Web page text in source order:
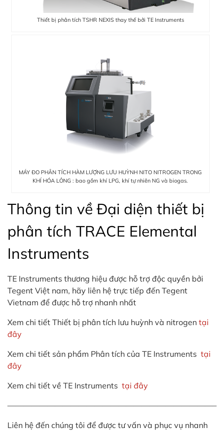
Thiết bị phân tích TSHR NEXIS thay thế bởi TE Instruments
MÁY ĐO PHÂN TÍCH HÀM LƯỢNG LƯU HUỲNH NITO NITROGEN TRONG
KHÍ HÓA LỎNG : bao gồm khí LPG, khí tự nhiên NG và biogas.
Thông tin về Đại diện thiết bị
phân tích TRACE Elemental
Instruments
TE Instruments thương hiệu được hỗ trợ độc quyền bởi
Tegent Việt nam, hãy liên hệ trực tiếp đến Tegent
Vietnam để được hỗ trợ nhanh nhất
Xem chi tiết Thiết bị phân tích lưu huỳnh và nitrogen tại
đây
Xem chi tiết sản phẩm Phân tích của TE Instruments tại
đây
Xem chi tiết về TE Instruments tại đây
——————————————————————————–
Liên hệ đến chúng tôi để được tư vấn và phục vụ nhanh